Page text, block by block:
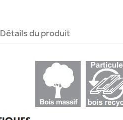
Détails du produit